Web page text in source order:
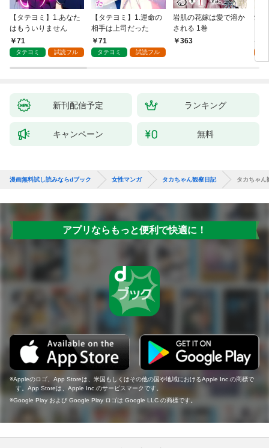
【タテヨミ】1.あなた
はもういりません
71
タテヨミ 試読フル
【タテヨミ】1.運命の
相手は上司だった
71
タテヨミ 試読フル
岩肌の花嫁は愛で溶か
される 1巻
363
愛
新刊配信予定 ランキング
キャンペーン 無料
漫画無料試し読みならdブック 女性マンガ タカちゃん観察日記 タカちゃん
アプリならもっと便利で快適に！
Appleのロゴ、App Storeは、米国もしくはその他の国や地域におけるApple Inc.の商標で
す。App Storeは、Apple Inc.のサービスマークです。
Google Play および Google Play ロゴは Google LLC の商標です。